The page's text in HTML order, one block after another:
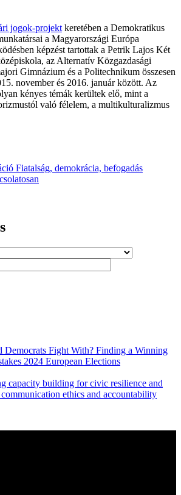
jogok-projekt keretében a Demokratikus
a Magyarországi Európa
képzést tartottak a Petrik Lajos Két
az Alternatív Közgazdasági
Gimnázium és a Politechnikum összesen
november és 2016. január között. Az
kényes témák kerültek elő, mint a
való félelem, a multikulturalizmus
Fiatalság, demokrácia, befogadás
Democrats Fight With? Finding a Winning
2024 European Elections
capacity building for civic resilience and
ethics and accountability